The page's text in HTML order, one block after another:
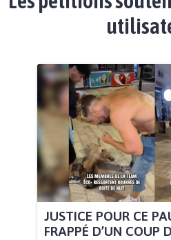
JUSTICE POUR CE
FRAPPÉ D’UN COUP